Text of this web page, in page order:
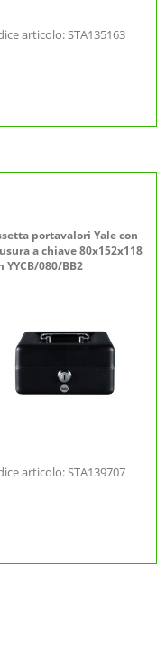
articolo: STA135163
portavalori Yale con
a chiave 80x152x118
YYCB/080/BB2
articolo: STA139707